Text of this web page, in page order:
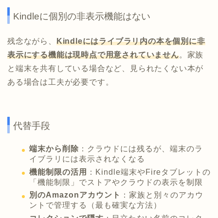
Kindleに個別の非表示機能はない
残念ながら、 Kindleにはライブラリ内の本を個別に非
表示にする機能は現時点で用意されていません。家族
と端末を共有している場合など、見られたくない本が
ある場合は工夫が必要です。
代替手段
端末から削除 ：クラウドには残るが、端末のラ
イブラリには表示されなくなる
機能制限の活用
：Kindle端末やFireタブレットの
「機能制限」でストアやクラウドの表示を制限
別のAmazonアカウント
：家族と別々のアカウ
ントで管理する（最も確実な方法）